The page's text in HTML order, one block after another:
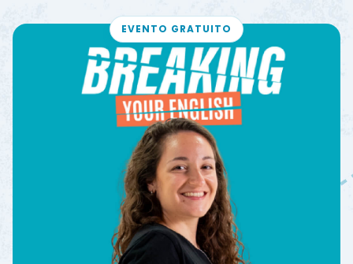
EVENTO GRATUITO